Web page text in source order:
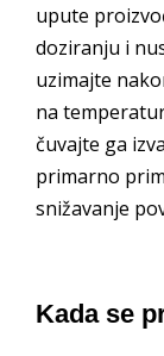
upute
doziranju i
uzimajte
na
čuvajte ga
primarno
snižavanje
Kada se